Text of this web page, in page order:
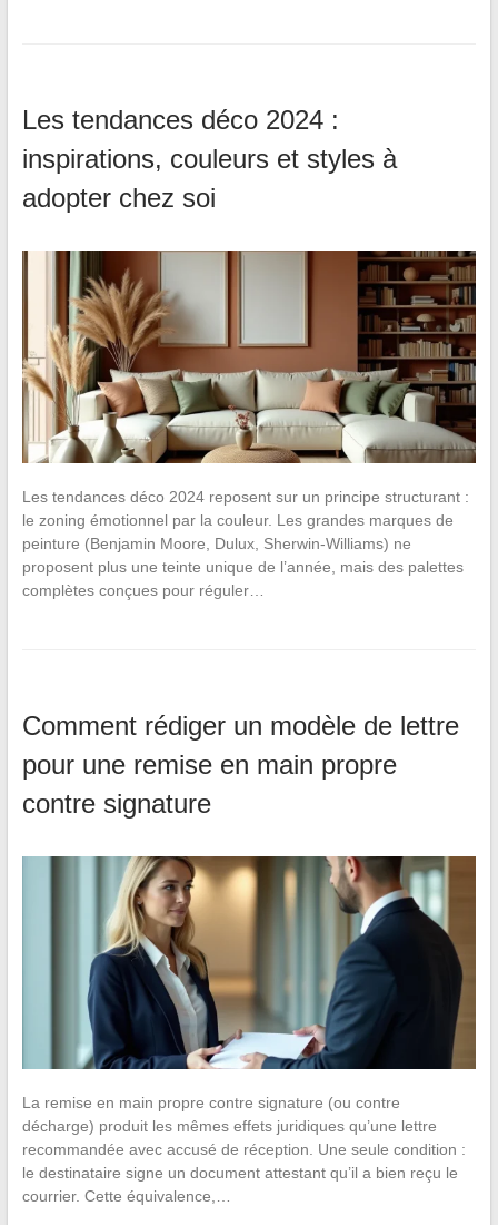
Les tendances déco 2024 :
inspirations, couleurs et styles à
adopter chez soi
Les tendances déco 2024 reposent sur un principe structurant :
le zoning émotionnel par la couleur. Les grandes marques de
peinture (Benjamin Moore, Dulux, Sherwin-Williams) ne
proposent plus une teinte unique de l’année, mais des palettes
complètes conçues pour réguler…
Comment rédiger un modèle de lettre
pour une remise en main propre
contre signature
La remise en main propre contre signature (ou contre
décharge) produit les mêmes effets juridiques qu’une lettre
recommandée avec accusé de réception. Une seule condition :
le destinataire signe un document attestant qu’il a bien reçu le
courrier. Cette équivalence,…